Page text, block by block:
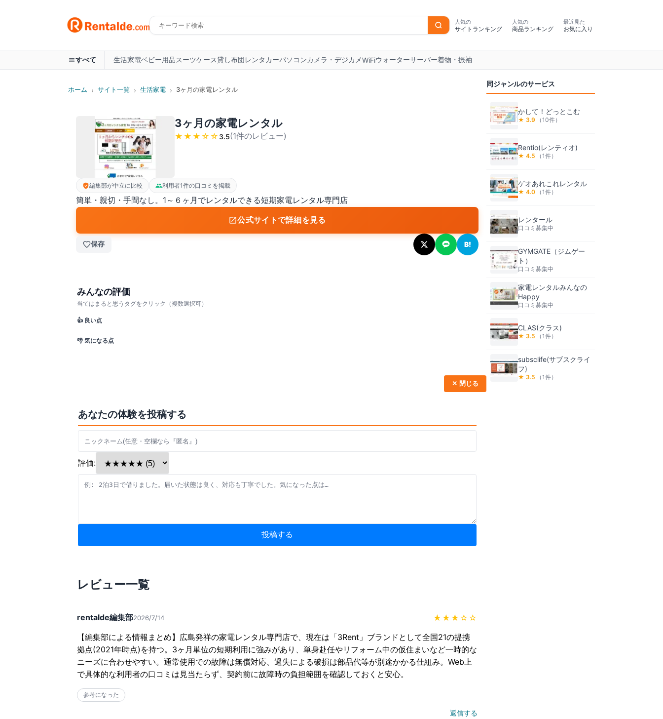
人気の
サイトランキング
人気の
商品ランキング
最近見た
お気に入り
すべて 生活家電ベビー用品スーツケース貸し布団レンタカーパソコンカメラ・デジカメWiFiウォーターサーバー着物・振袖
ホーム › サイト一覧 › 生活家電 › 3ヶ月の家電レンタル
3ヶ月の家電レンタル
★★★ ☆☆ 3.5(1件のレビュー)
編集部が中立に比較 利用者1件の口コミを掲載
簡単・親切・手間なし。1～６ヶ月でレンタルできる短期家電レンタル専門店
公式サイトで詳細を見る
保存 B!
みんなの評価
当てはまると思うタグをクリック（複数選択可）
👍 良い点
👎 気になる点
✕ 閉じる
あなたの体験を投稿する
評価:
投稿する
レビュー一覧
rentalde編集部2026/7/14 ★★★ ☆☆
【編集部による情報まとめ】広島発祥の家電レンタル専門店で、現在は「3Rent」ブランドとして全国21の提携
拠点(2021年時点)を持つ。3ヶ月単位の短期利用に強みがあり、単身赴任やリフォーム中の仮住まいなど一時的な
ニーズに合わせやすい。通常使用での故障は無償対応、過失による破損は部品代等が別途かかる仕組み。Web上
で具体的な利用者の口コミは見当たらず、契約前に故障時の負担範囲を確認しておくと安心。
参考になった
返信する
同ジャンルのサービス
かして！どっとこむ
★ 3.9 （10件）
Rentio(レンティオ)
★ 4.5 （1件）
ゲオあれこれレンタル
★ 4.0 （1件）
レンタール
口コミ募集中
GYMGATE（ジムゲー
ト）
口コミ募集中
家電レンタルみんなの
Happy
口コミ募集中
CLAS(クラス)
★ 3.5 （1件）
subsclife(サブスクライ
フ)
★ 3.5 （1件）